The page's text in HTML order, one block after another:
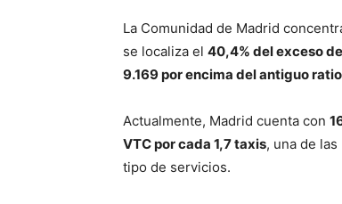
La Comunidad de Madrid
se localiza el 40,4% del exceso
9.169 por encima del antiguo ratio
Actualmente, Madrid cuenta con
VTC por cada 1,7 taxis, una de
tipo de servicios.